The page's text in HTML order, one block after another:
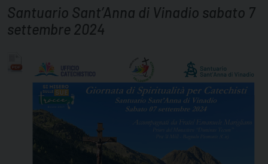
Santuario Sant’Anna di Vinadio sabato 7
settembre 2024